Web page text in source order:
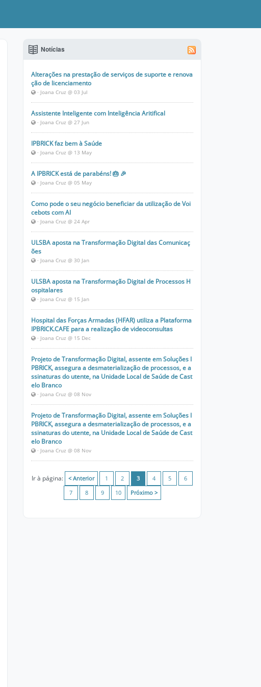
Notícias
Alterações na prestação de serviços de suporte e renova
ção de licenciamento
· Joana Cruz @ 03 Jul
Assistente Inteligente com Inteligência Aritifical
· Joana Cruz @ 27 Jun
IPBRICK faz bem à Saúde
· Joana Cruz @ 13 May
A IPBRICK está de parabéns! 🎂 🎉
· Joana Cruz @ 05 May
Como pode o seu negócio beneficiar da utilização de Voi
cebots com AI
· Joana Cruz @ 24 Apr
ULSBA aposta na Transformação Digital das Comunicaç
ões
· Joana Cruz @ 30 Jan
ULSBA aposta na Transformação Digital de Processos H
ospitalares
· Joana Cruz @ 15 Jan
Hospital das Forças Armadas (HFAR) utiliza a Plataforma
IPBRICK.CAFE para a realização de videoconsultas
· Joana Cruz @ 15 Dec
Projeto de Transformação Digital, assente em Soluções I
PBRICK, assegura a desmaterialização de processos, e a
ssinaturas do utente, na Unidade Local de Saúde de Cast
elo Branco
· Joana Cruz @ 08 Nov
Projeto de Transformação Digital, assente em Soluções I
PBRICK, assegura a desmaterialização de processos, e a
ssinaturas do utente, na Unidade Local de Saúde de Cast
elo Branco
· Joana Cruz @ 08 Nov
Ir à página: < Anterior 1 2 3 4 5
6
7
8 9 10 Próximo >